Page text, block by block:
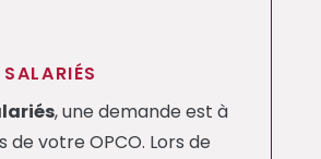
, une demande est à
de votre OPCO. Lors de